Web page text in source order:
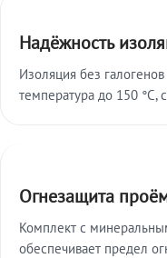
Надёжность
Изоляция без
температура до 150
Огнезащита
Комплект с
обеспечивает предел